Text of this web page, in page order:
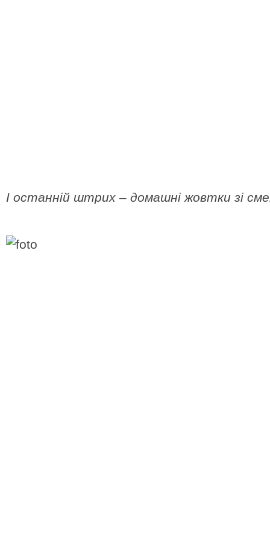
І останній штрих – домашні жовтки зі